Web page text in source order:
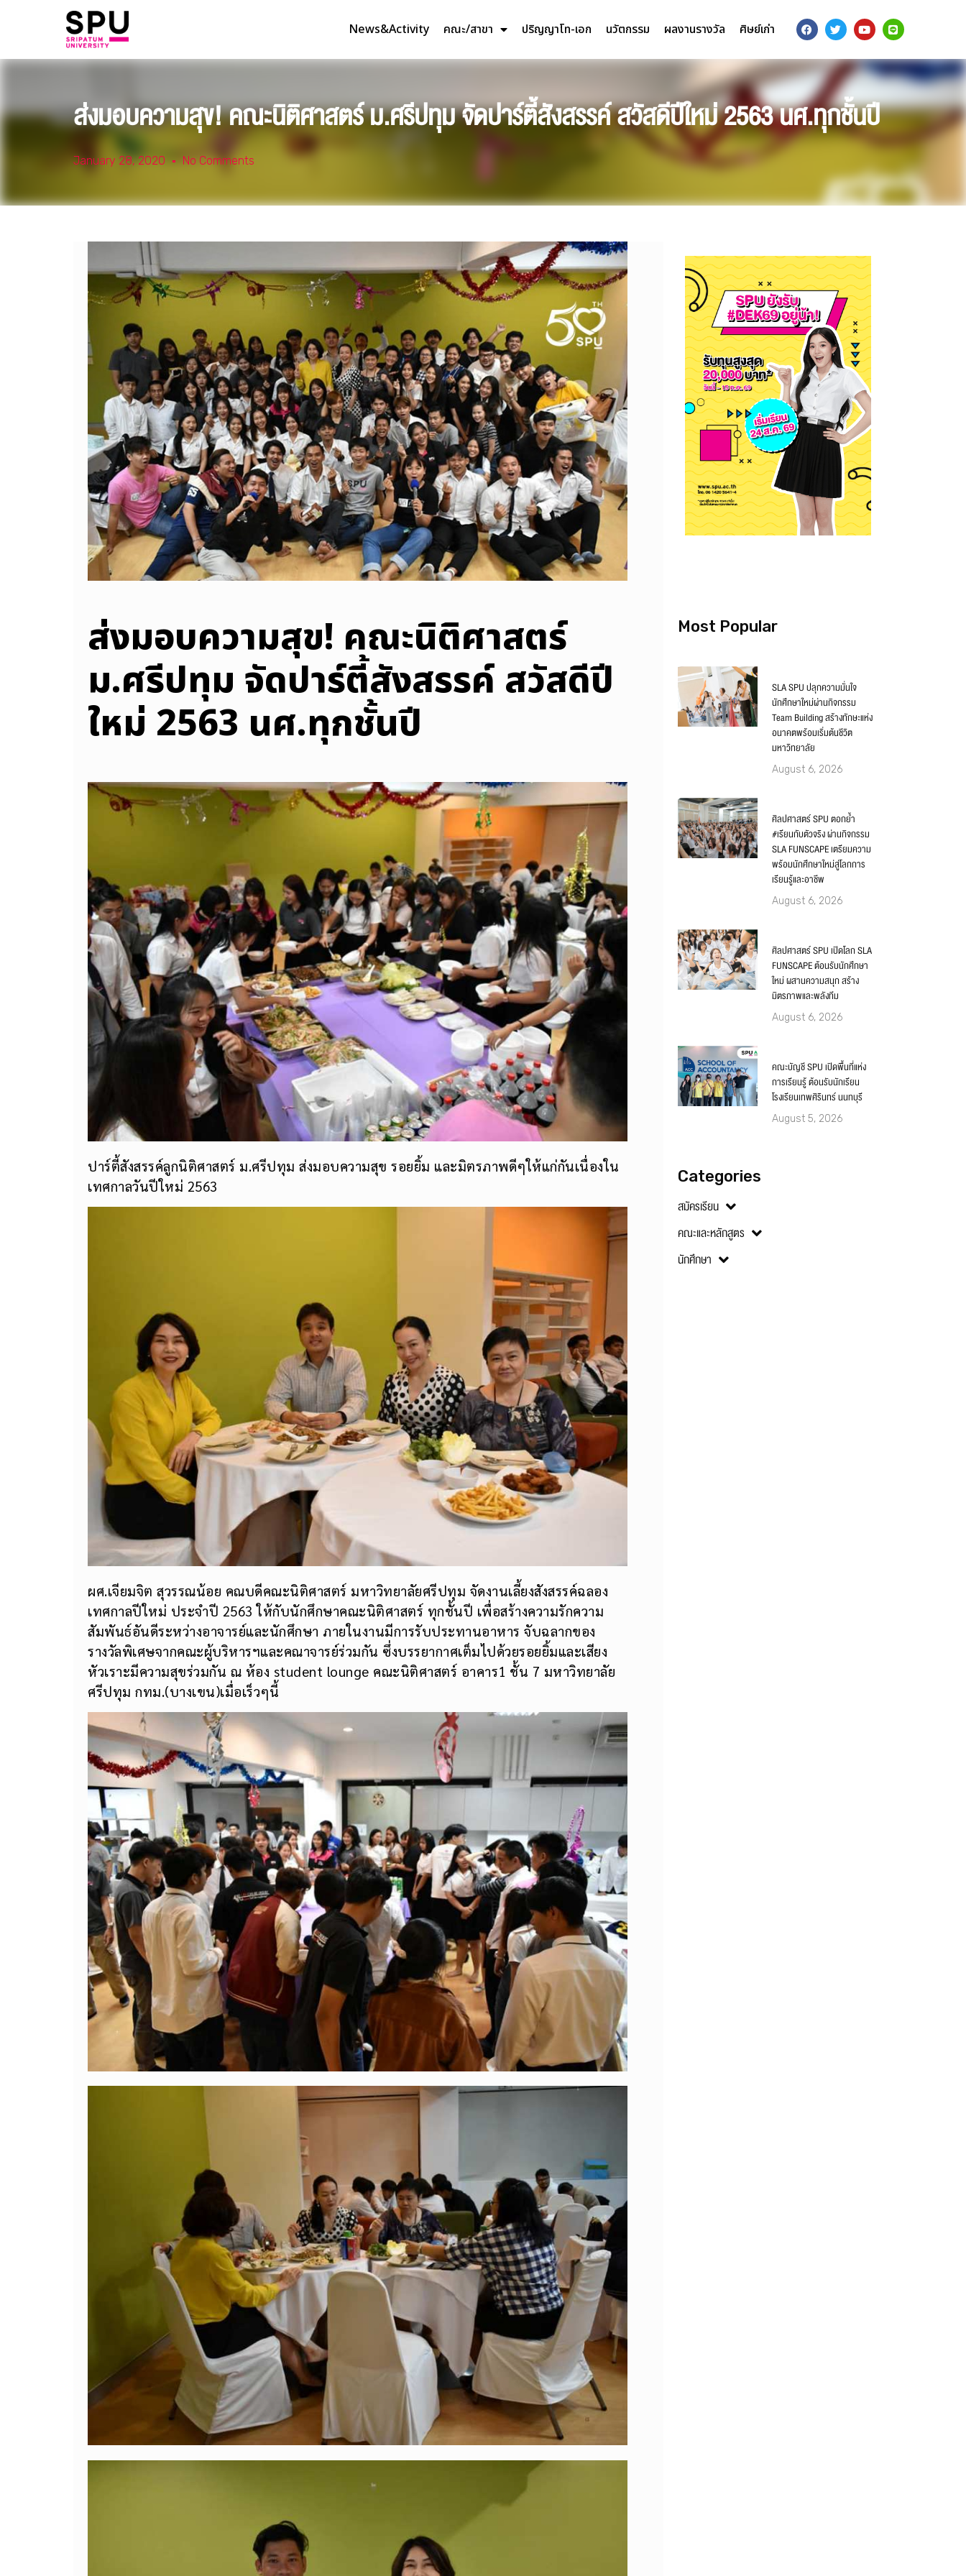
News&Activity คณะ/สาขา ปริญญาโท-เอก นวัตกรรม ผลงานรางวัล ศิษย์เก่า
ส่งมอบความสุข! คณะนิติศาสตร์ ม.ศรีปทุม จัดปาร์ตี้สังสรรค์ สวัสดีปีใหม่ 2563 นศ.ทุกชั้นปี
January 28, 2020 No Comments
ส่งมอบความสุข! คณะนิติศาสตร์
ม.ศรีปทุม จัดปาร์ตี้สังสรรค์ สวัสดีปี
ใหม่ 2563 นศ.ทุกชั้นปี
ปาร์ตี้สังสรรค์ลูกนิติศาสตร์ ม.ศรีปทุม ส่งมอบความสุข รอยยิ้ม และมิตรภาพดีๆให้แก่กันเนื่องใน
เทศกาลวันปีใหม่ 2563
ผศ.เจียมจิต สุวรรณน้อย คณบดีคณะนิติศาสตร์ มหาวิทยาลัยศรีปทุม จัดงานเลี้ยงสังสรรค์ฉลอง
เทศกาลปีใหม่ ประจำปี 2563 ให้กับนักศึกษาคณะนิติศาสตร์ ทุกชั้นปี เพื่อสร้างความรักความ
สัมพันธ์อันดีระหว่างอาจารย์และนักศึกษา ภายในงานมีการรับประทานอาหาร จับฉลากของ
รางวัลพิเศษจากคณะผู้บริหารฯและคณาจารย์ร่วมกัน ซึ่งบรรยากาศเต็มไปด้วยรอยยิ้มและเสียง
หัวเราะมีความสุขร่วมกัน ณ ห้อง student lounge คณะนิติศาสตร์ อาคาร1 ชั้น 7 มหาวิทยาลัย
ศรีปทุม กทม.(บางเขน)เมื่อเร็วๆนี้
Most Popular
SLA SPU ปลุกความมั่นใจ
นักศึกษาใหม่ผ่านกิจกรรม
Team Building สร้างทักษะแห่ง
อนาคตพร้อมเริ่มต้นชีวิต
มหาวิทยาลัย
August 6, 2026
ศิลปศาสตร์ SPU ตอกย้ำ
#เรียนกับตัวจริง ผ่านกิจกรรม
SLA FUNSCAPE เตรียมความ
พร้อมนักศึกษาใหม่สู่โลกการ
เรียนรู้และอาชีพ
August 6, 2026
ศิลปศาสตร์ SPU เปิดโลก SLA
FUNSCAPE ต้อนรับนักศึกษา
ใหม่ ผสานความสนุก สร้าง
มิตรภาพและพลังทีม
August 6, 2026
คณะบัญชี SPU เปิดพื้นที่แห่ง
การเรียนรู้ ต้อนรับนักเรียน
โรงเรียนเทพศิรินทร์ นนทบุรี
August 5, 2026
Categories
สมัครเรียน
คณะและหลักสูตร
นักศึกษา